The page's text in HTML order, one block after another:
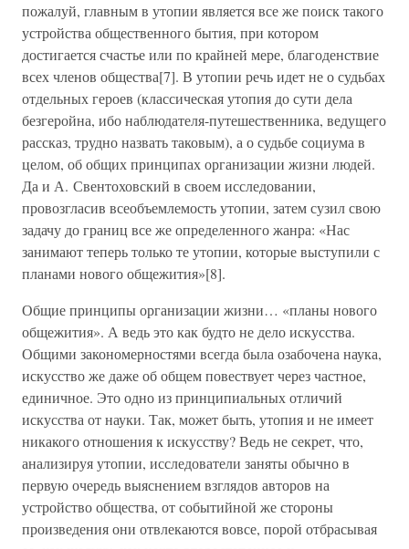
пожалуй, главным в утопии является все же поиск такого
устройства общественного бытия, при котором
достигается счастье или по крайней мере, благоденствие
всех членов общества[7]. В утопии речь идет не о судьбах
отдельных героев (классическая утопия до сути дела
безгеройна, ибо наблюдателя-путешественника, ведущего
рассказ, трудно назвать таковым), а о судьбе социума в
целом, об общих принципах организации жизни людей.
Да и А. Свентоховский в своем исследовании,
провозгласив всеобъемлемость утопии, затем сузил свою
задачу до границ все же определенного жанра: «Нас
занимают теперь только те утопии, которые выступили с
планами нового общежития»[8].
Общие принципы организации жизни… «планы нового
общежития». А ведь это как будто не дело искусства.
Общими закономерностями всегда была озабочена наука,
искусство же даже об общем повествует через частное,
единичное. Это одно из принципиальных отличий
искусства от науки. Так, может быть, утопия и не имеет
никакого отношения к искусству? Ведь не секрет, что,
анализируя утопии, исследователи заняты обычно в
первую очередь выяснением взглядов авторов на
устройство общества, от событийной же стороны
произведения они отвлекаются вовсе, порой отбрасывая